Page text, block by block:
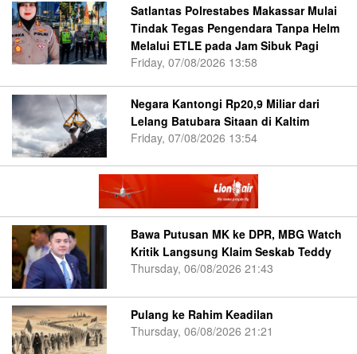
Satlantas Polrestabes Makassar Mulai
Tindak Tegas Pengendara Tanpa Helm
Melalui ETLE pada Jam Sibuk Pagi
Friday, 07/08/2026 13:58
Negara Kantongi Rp20,9 Miliar dari
Lelang Batubara Sitaan di Kaltim
Friday, 07/08/2026 13:54
Bawa Putusan MK ke DPR, MBG Watch
Kritik Langsung Klaim Seskab Teddy
Thursday, 06/08/2026 21:43
Pulang ke Rahim Keadilan
Thursday, 06/08/2026 21:21